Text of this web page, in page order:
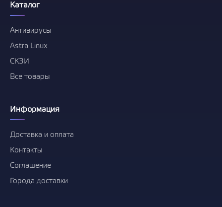
Каталог
Антивирусы
Astra Linux
СКЗИ
Все товары
Информация
Доставка и оплата
Контакты
Соглашение
Города доставки